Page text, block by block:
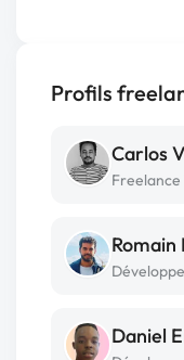
Profils
Carlos
Freelance
Romain
Daniel